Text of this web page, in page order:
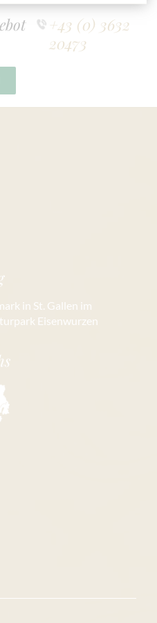
+43 (0) 3632
20473
in St. Gallen im
Eisenwurzen